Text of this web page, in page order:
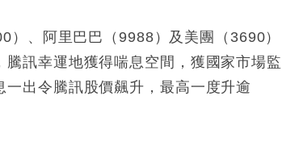
、阿里巴巴（9988）及美團（3690）
訊幸運地獲得喘息空間，獲國家市場監
出令騰訊股價飆升，最高一度升逾